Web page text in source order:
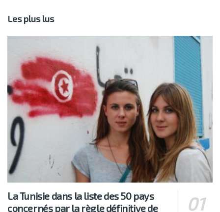
Les plus lus
La Tunisie dans la liste des 50 pays
concernés par la règle définitive de